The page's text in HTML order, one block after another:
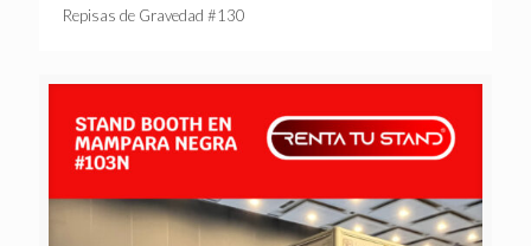
Repisas de Gravedad #130